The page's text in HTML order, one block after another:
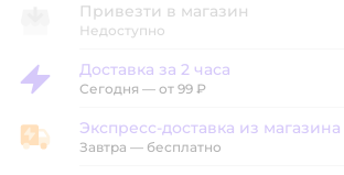
Привезти в магазин
Недоступно
Доставка за 2 часа
Доставка за 2 часа
Сегодня — от 99 ₽
Экспресс-доставка из магазина
Экспресс-доставка из магазина
Завтра — бесплатно